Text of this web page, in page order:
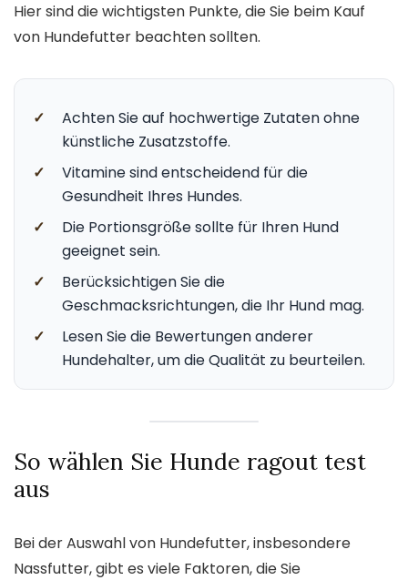
Hier sind die wichtigsten Punkte, die Sie beim Kauf
von Hundefutter beachten sollten.
✓
Achten Sie auf hochwertige Zutaten ohne
künstliche Zusatzstoffe.
✓
Vitamine sind entscheidend für die
Gesundheit Ihres Hundes.
✓
Die Portionsgröße sollte für Ihren Hund
geeignet sein.
✓
Berücksichtigen Sie die
Geschmacksrichtungen, die Ihr Hund mag.
✓
Lesen Sie die Bewertungen anderer
Hundehalter, um die Qualität zu beurteilen.
So wählen Sie Hunde ragout test
aus
Bei der Auswahl von Hundefutter, insbesondere
Nassfutter, gibt es viele Faktoren, die Sie